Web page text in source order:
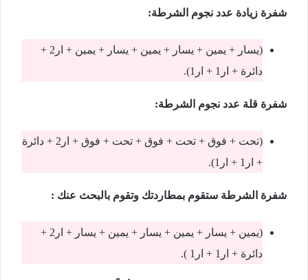
شفرة زيادة عدد نجوم الشرطة:
(يسار + يمين + يسار + يمين + يسار + يمين + ار2 +
دائرة + ار1 + ار1).
شفرة قلة عدد نجوم الشرطة:
(تحت + فوق + تحت + فوق + تحت + فوق + ار2 + دائرة
+ ار1 + ار1).
شفرة الشرطة ستقوم بمطاردتك وتقوم بالبحث عنك :
(يمين + يسار + يمين + يسار + يمين + يسار + ار2 +
دائرة + ار1 + ار1 ).